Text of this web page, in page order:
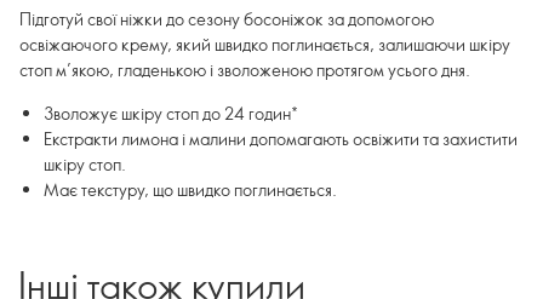
Підготуй свої ніжки до сезону босоніжок за допомогою
освіжаючого крему, який швидко поглинається, залишаючи шкіру
стоп м’якою, гладенькою і зволоженою протягом усього дня.
Зволожує шкіру стоп до 24 годин*
Екстракти лимона і малини допомагають освіжити та захистити
шкіру стоп.
Має текстуру, що швидко поглинається.
Інші також купили